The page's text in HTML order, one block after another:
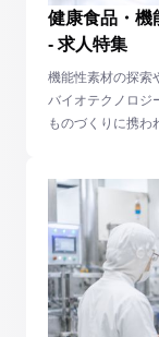
健康食品・機
- 求人特集
機能性素材の探索
バイオテクノロジ
ものづくりに携わ